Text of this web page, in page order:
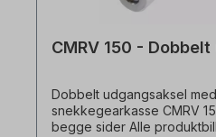
CMRV 150 -
Dobbelt udgangsaksel
snekkegearkasse CMRV
begge sider Alle produktbilleder er uforpligtende